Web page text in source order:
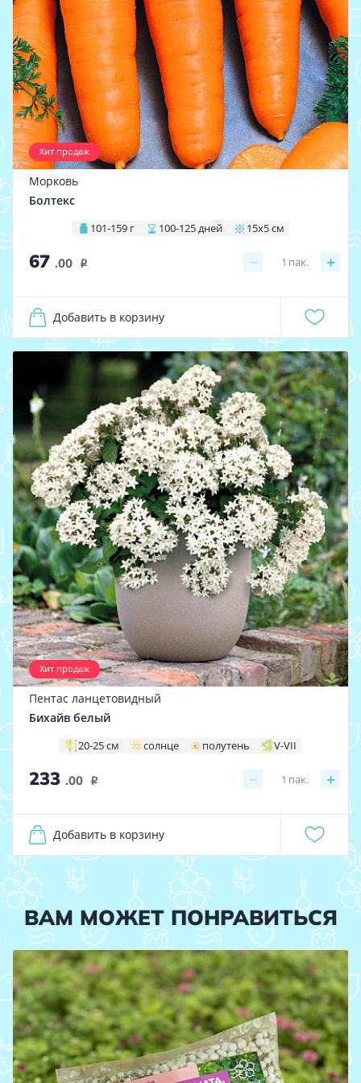
Хит продаж
Морковь
Болтекс
101-159 г 100-125 дней 15х5 см
67 .00 i − +
1 пак.
Добавить в корзину
Хит продаж
Пентас ланцетовидный
Бихайв белый
20-25 см солнце полутень V-VII
233 .00 i − +
1 пак.
Добавить в корзину
ВАМ МОЖЕТ ПОНРАВИТЬСЯ